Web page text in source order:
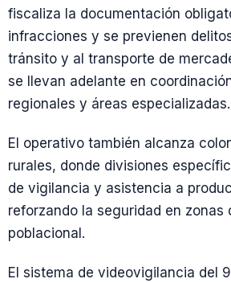
fiscaliza la documentación
infracciones y se previenen
tránsito y al transporte de
se llevan adelante en
regionales y áreas especializadas.
El operativo también alcanza
rurales, donde divisiones
de vigilancia y asistencia a
reforzando la seguridad en zonas
poblacional.
El sistema de videovigilancia del